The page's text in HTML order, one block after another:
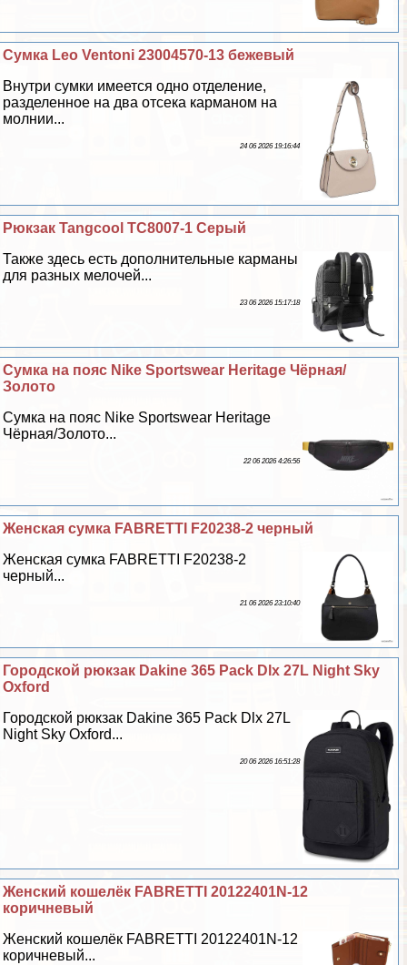
Сумка Leo Ventoni 23004570-13 бежевый
Внутри сумки имеется одно отделение,
разделенное на два отсека карманом на
молнии...
24 06 2026 19:16:44
Рюкзак Tangcool TC8007-1 Серый
Также здесь есть дополнительные карманы
для разных мелочей...
23 06 2026 15:17:18
Сумка на пояс Nike Sportswear Heritage Чёрная/
Золото
Сумка на пояс Nike Sportswear Heritage
Чёрная/Золото...
22 06 2026 4:26:56
Женская сумка FABRETTI F20238-2 черный
Женская сумка FABRETTI F20238-2
черный...
21 06 2026 23:10:40
Городской рюкзак Dakine 365 Pack Dlx 27L Night Sky
Oxford
Городской рюкзак Dakine 365 Pack Dlx 27L
Night Sky Oxford...
20 06 2026 16:51:28
Женский кошелёк FABRETTI 20122401N-12
коричневый
Женский кошелёк FABRETTI 20122401N-12
коричневый...